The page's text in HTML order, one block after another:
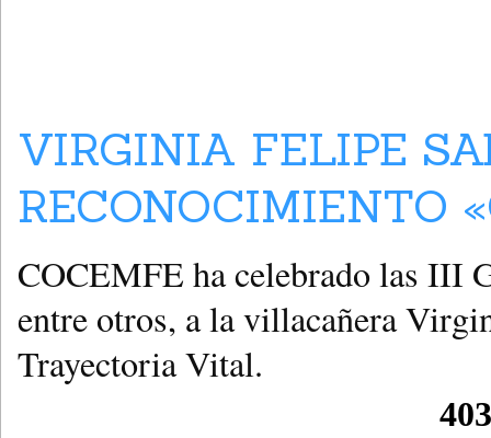
VIRGINIA FELIPE
RECONOCIMIENTO
COCEMFE ha celebrado las III
entre otros, a la villacañera
Trayectoria Vital.